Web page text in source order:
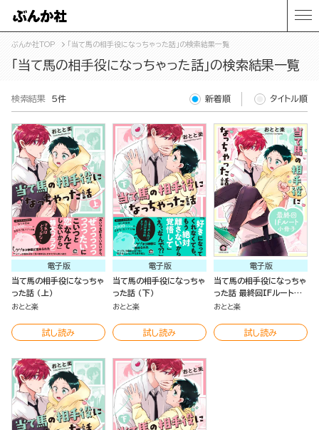
ぶんか社TOP 「当て馬の相手役になっちゃった話」の検索結果一覧
「当て馬の相手役になっちゃった話」の検索結果一覧
検索結果 5件 新着順 タイトル順
電子版
当て馬の相手役になっちゃ
った話 （上）
おとと楽
試し読み
電子版
当て馬の相手役になっちゃ
った話 （下）
おとと楽
試し読み
電子版
当て馬の相手役になっちゃ
った話 最終回IFルート小
冊子
おとと楽
試し読み